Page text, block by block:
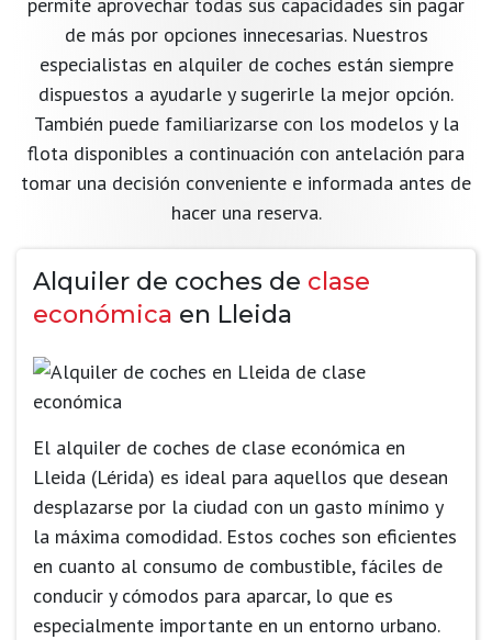
de más por opciones innecesarias. Nuestros
especialistas en alquiler de coches están siempre
dispuestos a ayudarle y sugerirle la mejor opción.
También puede familiarizarse con los modelos y la
flota disponibles a continuación con antelación para
tomar una decisión conveniente e informada antes de
hacer una reserva.
Alquiler de coches de clase
económica en Lleida
El alquiler de coches de clase económica en
Lleida (Lérida) es ideal para aquellos que desean
desplazarse por la ciudad con un gasto mínimo y
la máxima comodidad. Estos coches son eficientes
en cuanto al consumo de combustible, fáciles de
conducir y cómodos para aparcar, lo que es
especialmente importante en un entorno urbano.